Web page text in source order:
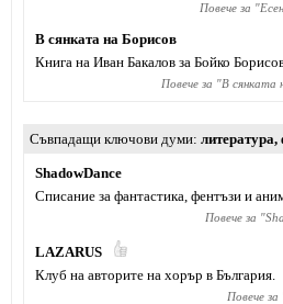
Повече за "
В сянката на Борисов
Книга на Иван Бакалов за Бойко
Повече за "В сянката
Съвпадащи ключови думи литература,
ShadowDance
Списание за фантастика, фентъзи и
Повече за "
LAZARUS
Клуб на авторите на хорър в България.
Повече за